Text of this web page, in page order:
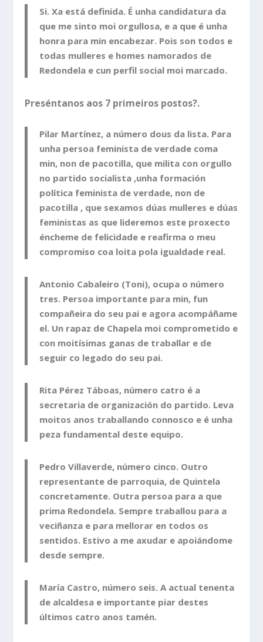
Si. Xa está definida. É unha candidatura da
que me sinto moi orgullosa, e a que é unha
honra para min encabezar. Pois son todos e
todas mulleres e homes namorados de
Redondela e cun perfil social moi marcado.
Preséntanos aos 7 primeiros postos?.
Pilar Martínez, a número dous da lista. Para
unha persoa feminista de verdade coma
min, non de pacotilla, que milita con orgullo
no partido socialista ,unha formación
política feminista de verdade, non de
pacotilla , que sexamos dúas mulleres e dúas
feministas as que lideremos este proxecto
éncheme de felicidade e reafirma o meu
compromiso coa loita pola igualdade real.
Antonio Cabaleiro (Toni), ocupa o número
tres. Persoa importante para min, fun
compañeira do seu pai e agora acompáñame
el. Un rapaz de Chapela moi comprometido e
con moitísimas ganas de traballar e de
seguir co legado do seu pai.
Rita Pérez Táboas, número catro é a
secretaria de organización do partido. Leva
moitos anos traballando connosco e é unha
peza fundamental deste equipo.
Pedro Villaverde, número cinco. Outro
representante de parroquia, de Quintela
concretamente. Outra persoa para a que
prima Redondela. Sempre traballou para a
veciñanza e para mellorar en todos os
sentidos. Estivo a me axudar e apoiándome
desde sempre.
María Castro, número seis. A actual tenenta
de alcaldesa e importante piar destes
últimos catro anos tamén.